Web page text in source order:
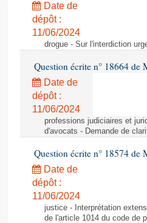
Date de
dépôt :
11/06/2024
drogue - Sur l'interdiction
Question écrite n° 18664 de
Date de
dépôt :
11/06/2024
professions judiciaires et
d'avocats - Demande de
Question écrite n° 18574
Date de
dépôt :
11/06/2024
justice - Interprétation
de l'article 1014 du code de